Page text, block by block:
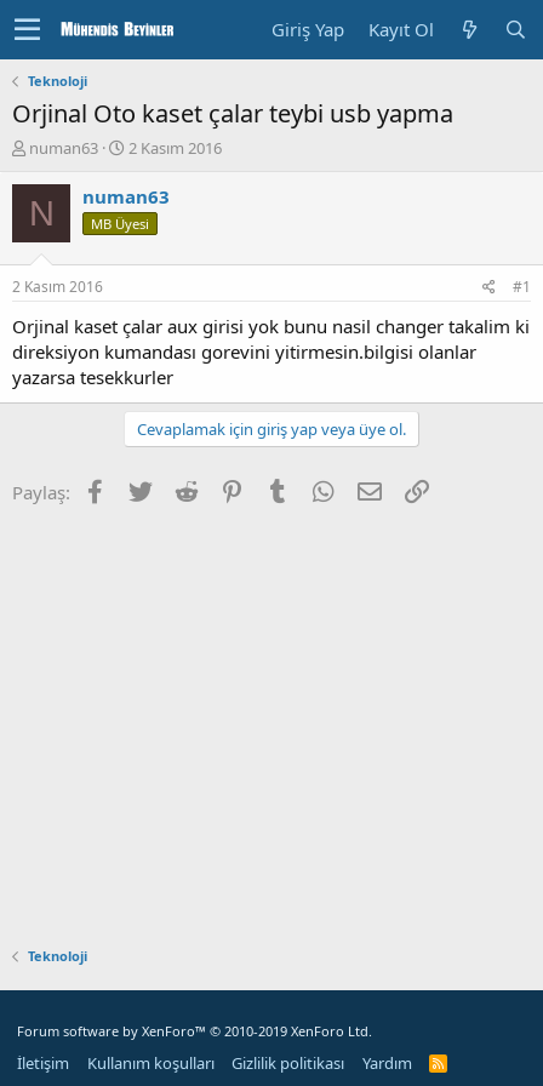
Giriş Yap Kayıt Ol
Teknoloji
Orjinal Oto kaset çalar teybi usb yapma
K
n
u
b
a
ş
a
t
a
numan63
B
ş
l
a
ç
T
a
r
i
i
2 Kasım 2016
N numan63
MB Üyesi
2 Kasım 2016 #1
Orjinal kaset çalar aux girisi yok bunu nasil changer takalim ki
direksiyon kumandası gorevini yitirmesin.bilgisi olanlar
yazarsa tesekkurler
Cevaplamak için giriş yap veya üye ol.
Paylaş: Facebook
TwitterReddit PinterestTumblrWhatsApp
E-postaBağlantı
Teknoloji
Forum software by XenForo™ © 2010-2019 XenForo Ltd.
İletişim Kullanım koşulları Gizlilik politikası Yardım
R